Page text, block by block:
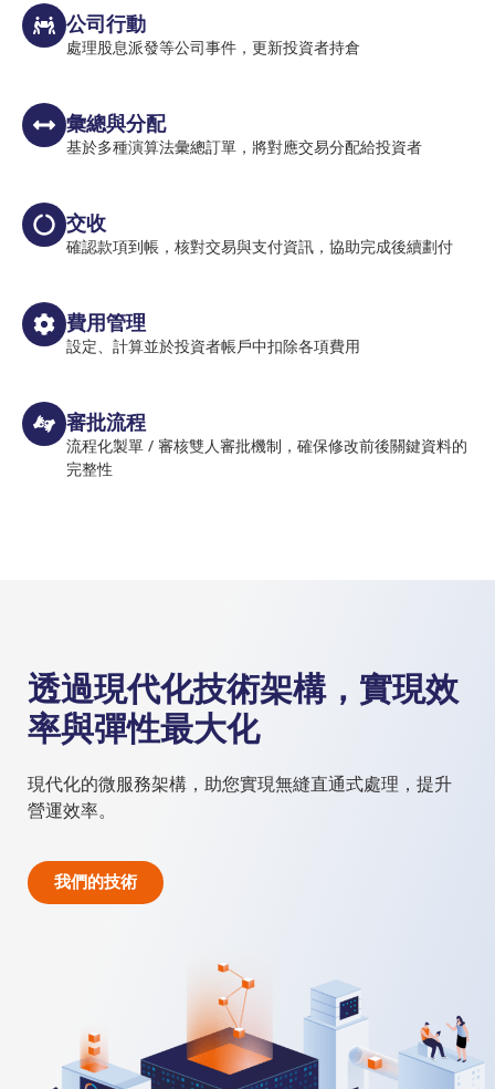
公司行動
處理股息派發等公司事件，更新投資者持倉
彙總與分配
基於多種演算法彙總訂單，將對應交易分配給投資者
交收
確認款項到帳，核對交易與支付資訊，協助完成後續劃付
費用管理
設定、計算並於投資者帳戶中扣除各項費用
審批流程
流程化製單 / 審核雙人審批機制，確保修改前後關鍵資料的
完整性
透過現代化技術架構，實現效
率與彈性最大化
現代化的微服務架構，助您實現無縫直通式處理，提升
營運效率。
我們的技術